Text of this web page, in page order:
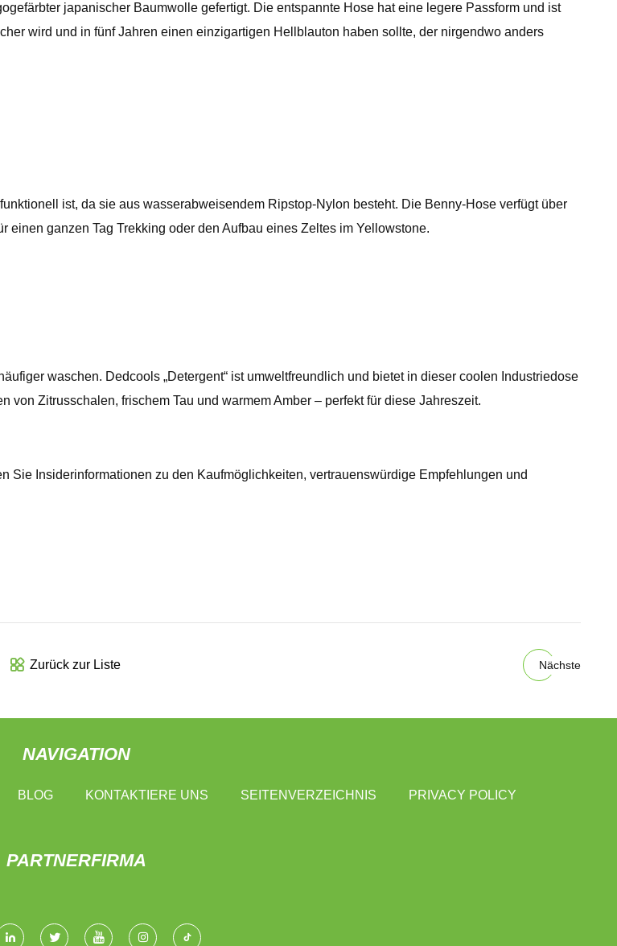
japanischer Baumwolle gefertigt. Die entspannte Hose hat eine legere Passform und ist
wird und in fünf Jahren einen einzigartigen Hellblauton haben sollte, der nirgendwo anders
ist, da sie aus wasserabweisendem Ripstop-Nylon besteht. Die Benny-Hose verfügt über
ganzen Tag Trekking oder den Aufbau eines Zeltes im Yellowstone.
waschen. Dedcools „Detergent“ ist umweltfreundlich und bietet in dieser coolen Industriedose
Zitrusschalen, frischem Tau und warmem Amber – perfekt für diese Jahreszeit.
Sie Insiderinformationen zu den Kaufmöglichkeiten, vertrauenswürdige Empfehlungen und
Zurück zur Liste Nächste
NAVIGATION
BLOG KONTAKTIERE UNS SEITENVERZEICHNIS PRIVACY POLICY
PARTNERFIRMA